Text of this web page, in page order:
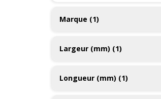
Marque (1)
Largeur (mm) (1)
Longueur (mm) (1)